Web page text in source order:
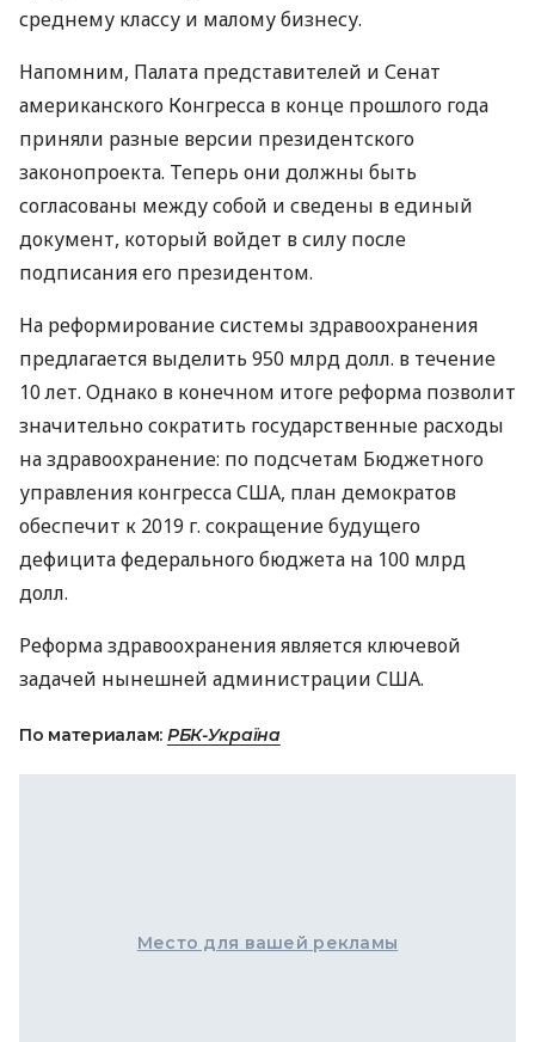
среднему классу и малому бизнесу.
Напомним, Палата представителей и Сенат
американского Конгресса в конце прошлого года
приняли разные версии президентского
законопроекта. Теперь они должны быть
согласованы между собой и сведены в единый
документ, который войдет в силу после
подписания его президентом.
На реформирование системы здравоохранения
предлагается выделить 950 млрд долл. в течение
10 лет. Однако в конечном итоге реформа позволит
значительно сократить государственные расходы
на здравоохранение: по подсчетам Бюджетного
управления конгресса США, план демократов
обеспечит к 2019 г. сокращение будущего
дефицита федерального бюджета на 100 млрд
долл.
Реформа здравоохранения является ключевой
задачей нынешней администрации США.
По материалам: РБК-Україна
Место для вашей рекламы